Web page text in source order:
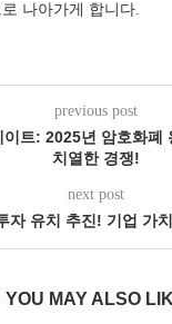
나아가게 합니다.
previous post
트: 2025년 암호화폐
치열한 경쟁!
next post
자 유치 추진! 기업 가
YOU MAY ALSO